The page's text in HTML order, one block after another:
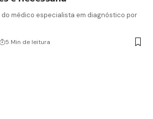
do médico especialista em diagnóstico por
5 Min de leitura